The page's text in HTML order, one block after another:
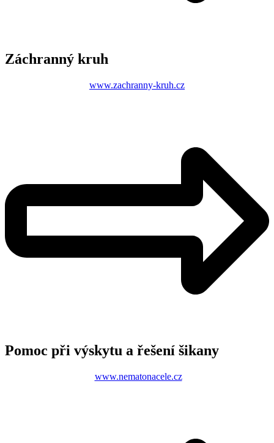
Záchranný kruh
www.zachranny-kruh.cz
Pomoc při výskytu a řešení šikany
www.nematonacele.cz